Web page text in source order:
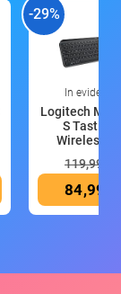
-29%
In evidenza
Logitech MX
S Tastiera
Wireless
119,99 €
84,99 €